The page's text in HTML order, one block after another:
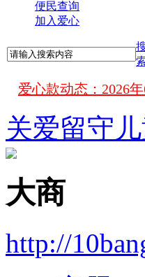
便民查询
加入爱心
搜
爱心
关爱留守
大商
http://